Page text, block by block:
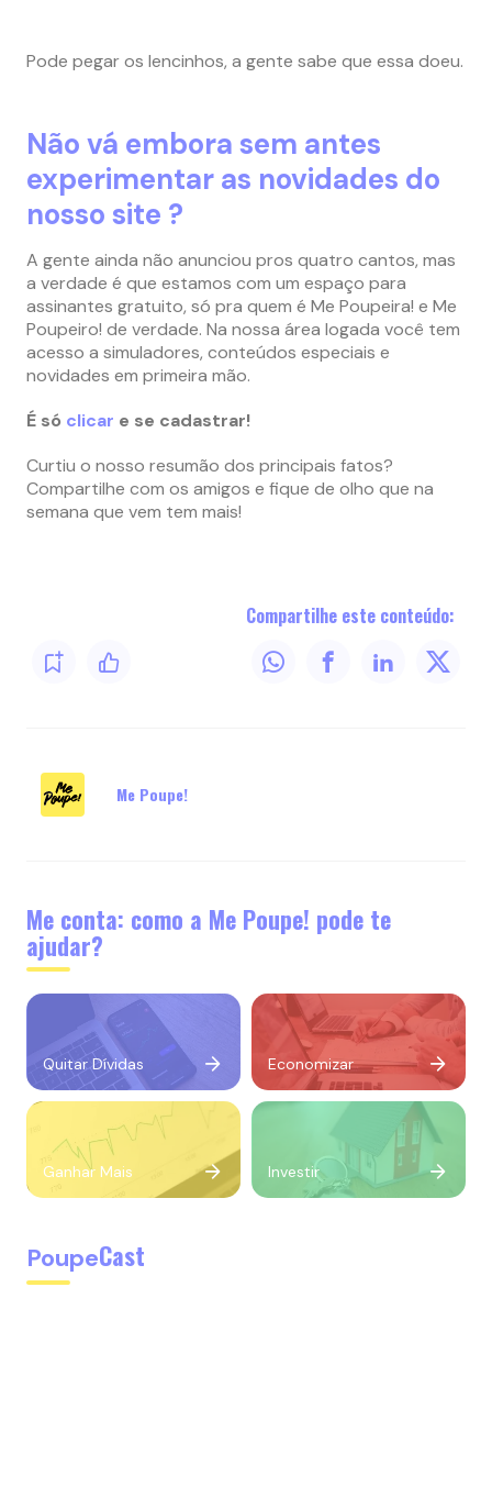
Pode pegar os lencinhos, a gente sabe que essa doeu.
Não vá embora sem antes
experimentar as novidades do
nosso site ?
A gente ainda não anunciou pros quatro cantos, mas
a verdade é que estamos com um espaço para
assinantes gratuito, só pra quem é Me Poupeira! e Me
Poupeiro! de verdade. Na nossa área logada você tem
acesso a simuladores, conteúdos especiais e
novidades em primeira mão.
É só clicar e se cadastrar!
Curtiu o nosso resumão dos principais fatos?
Compartilhe com os amigos e fique de olho que na
semana que vem tem mais!
Compartilhe este conteúdo:
Me Poupe!
Me conta: como a Me Poupe! pode te
ajudar?
Quitar Dívidas Economizar
Ganhar Mais Investir
PoupeCast